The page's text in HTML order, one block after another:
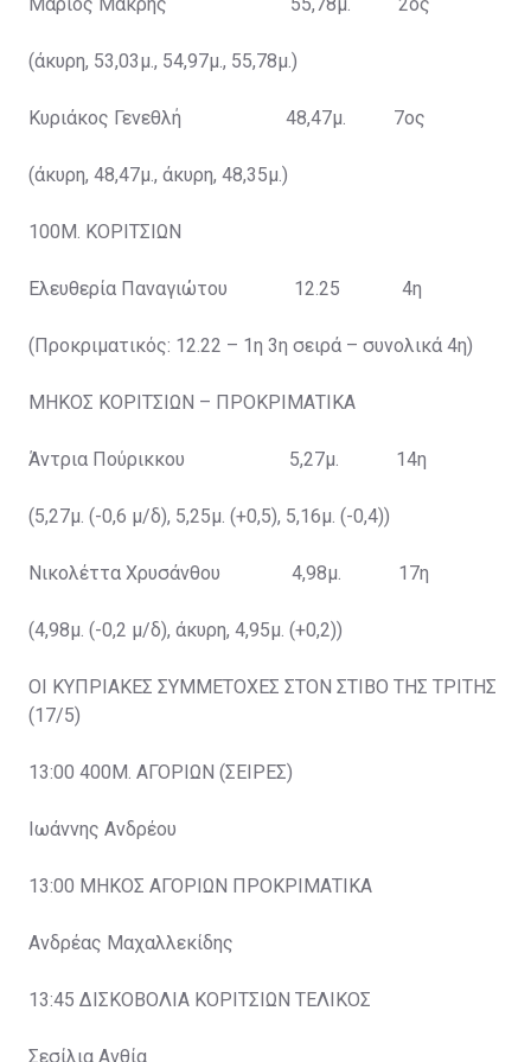
(άκυρη, 53,03μ., 54,97μ., 55,78μ.)
Κυριάκος Γενεθλή 48,47μ. 7ος
(άκυρη, 48,47μ., άκυρη, 48,35μ.)
100Μ. ΚΟΡΙΤΣΙΩΝ
Ελευθερία Παναγιώτου 12.25 4η
(Προκριματικός: 12.22 – 1η 3η σειρά – συνολικά 4η)
ΜΗΚΟΣ ΚΟΡΙΤΣΙΩΝ – ΠΡΟΚΡΙΜΑΤΙΚΑ
Άντρια Πούρικκου 5,27μ. 14η
(5,27μ. (-0,6 μ/δ), 5,25μ. (+0,5), 5,16μ. (-0,4))
Νικολέττα Χρυσάνθου 4,98μ. 17η
(4,98μ. (-0,2 μ/δ), άκυρη, 4,95μ. (+0,2))
ΟΙ ΚΥΠΡΙΑΚΕΣ ΣΥΜΜΕΤΟΧΕΣ ΣΤΟΝ ΣΤΙΒΟ ΤΗΣ ΤΡΙΤΗΣ
(17/5)
13:00 400Μ. ΑΓΟΡΙΩΝ (ΣΕΙΡΕΣ)
Ιωάννης Ανδρέου
13:00 ΜΗΚΟΣ ΑΓΟΡΙΩΝ ΠΡΟΚΡΙΜΑΤΙΚΑ
Ανδρέας Μαχαλλεκίδης
13:45 ΔΙΣΚΟΒΟΛΙΑ ΚΟΡΙΤΣΙΩΝ ΤΕΛΙΚΟΣ
Σεσίλια Ανθία